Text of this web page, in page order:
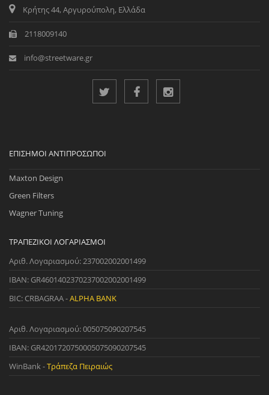
Κρήτης 44, Αργυρούπολη, Ελλάδα
2118009140
info@streetware.gr
ΕΠΊΣΗΜΟΙ ΑΝΤΙΠΡΌΣΩΠΟΙ
Maxton Design
Green Filters
Wagner Tuning
ΤΡΑΠΕΖΙΚΟΊ ΛΟΓΑΡΙΑΣΜΟΊ
Αριθ. Λογαριασμού: 237002002001499
IBAN: GR4601402370237002002001499
BIC: CRBAGRAA -ALPHA BANK
Αριθ. Λογαριασμού: 005075090207545
IBAN: GR4201720750005075090207545
WinBank -Τράπεζα Πειραιώς